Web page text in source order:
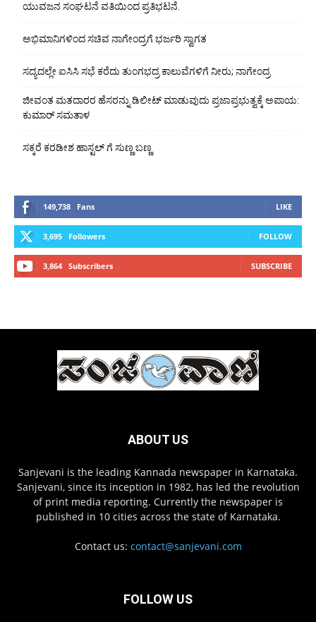
ಯುವಜನ ಸಂಘಟನೆ ವತಿಯಿಂದ ಪ್ರತಿಭಟನೆ.
ಅಭಿಮಾನಿಗಳಿಂದ ಸಚಿವ ನಾಗೇಂದ್ರಗೆ ಭರ್ಜರಿ ಸ್ವಾಗತ
ಸದ್ಯದಲ್ಲೇ ಐಸಿಸಿ ಸಭೆ ಕರೆದು ತುಂಗಭದ್ರ ಕಾಲುವೆಗಳಿಗೆ ನೀರು; ನಾಗೇಂದ್ರ
ಜೀವಂತ ಮತದಾರರ ಹೆಸರನ್ನು ಡಿಲೀಟ್ ಮಾಡುವುದು ಪ್ರಜಾಪ್ರಭುತ್ವಕ್ಕೆ ಅಪಾಯ:
ಕುಮಾರ್ ಸಮತಾಳ
ಸಕ್ಕರೆ ಕರಡೀಶ ಹಾಸ್ಟಲ್ ಗೆ ಸುಣ್ಣ ಬಣ್ಣ
149,738 Fans LIKE
3,695 Followers FOLLOW
3,864 Subscribers SUBSCRIBE
ABOUT US
Sanjevani is the leading Kannada newspaper in Karnataka.
Sanjevani, since its inception in 1982, has led the revolution
of print media reporting. Currently the newspaper is
published in 10 cities across the state of Karnataka.
Contact us: contact@sanjevani.com
FOLLOW US